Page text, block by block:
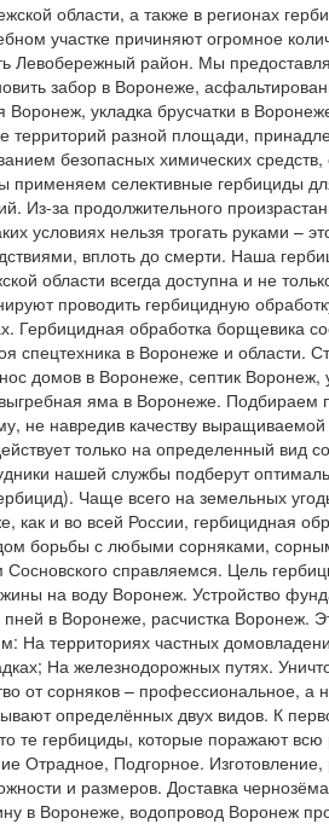
области, а также в регионах
участке причиняют огромное
Левобережный район. Мы
забор в Воронеже,
Воронеж, укладка брусчатки в
территорий разной площади,
безопасных химических
селективные гербициды
Из-за продолжительного
условиях нельзя трогать руками –
вплоть до смерти. Наша
области всегда доступна и не
проводить гербицидную
Гербицидная обработка борщевика
спецтехника в Воронеже и области.
домов в Воронеже, септик Воронеж,
яма в Воронеже. Подбираем
не навредив качеству выращиваемой
только на определенный вид
нашей службы подберут
Чаще всего на земельных
как и во всей России, гербицидная
борьбы с любыми сорняками,
справляемся. Цель
на воду Воронеж. Устройство
в Воронеже, расчистка Воронеж.
На территориях частных
На железнодорожных путях.
от сорняков – профессиональное, а
определённых двух видов. К
те гербициды, которые поражают всю
Отрадное, Подгорное. Изготовление,
и размеров. Доставка
в Воронеже, водопровод Воронеж